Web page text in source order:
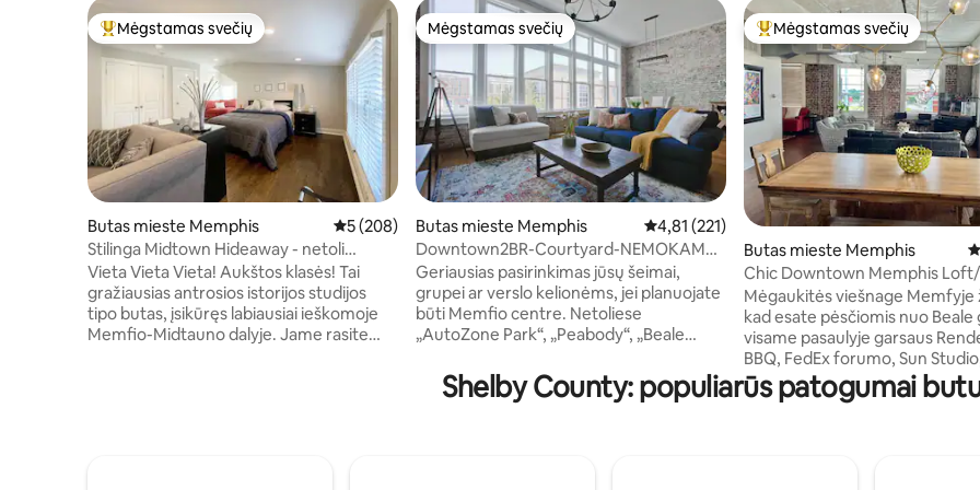
Svečių mėgstamiausias
Mėgstamas svečių
Butas mieste Memphis Vidutinis įvertinimas: 5 iš 5, atsiliepimų: 208
5 (208)
Stilinga Midtown Hideaway - netoli
Overtono aikštės
Vieta Vieta Vieta! Aukštos klasės! Tai
gražiausias antrosios istorijos studijos
tipo butas, įsikūręs labiausiai ieškomoje
Memfio-Midtauno dalyje. Jame rasite
Mėgstamas svečių
Mėgstamas svečių
Butas mieste Memphis Vidutinis įvertinimas: 4,81 iš 5, atsiliepimų: 221
4,81 (221)
Downtown2BR-Courtyard-NEMOKAMAS
garažas-6 miegamos vietos
Geriausias pasirinkimas jūsų šeimai,
grupei ar verslo kelionėms, jei planuojate
būti Memfio centre. Netoliese
„AutoZone Park“, „Peabody“, „Beale
garažas VIENAM automobiliui ir kiemas
su vaizdu į angliško stiliaus sodą. Taip pat
Svečių mėgstamiausias
Mėgstamas svečių
Butas mieste Memphis
Chic Downtown Memphis
Parking/Near Beale
Mėgaukitės viešnage Memfyje
kad esate pėsčiomis nuo Beale
visame pasaulyje garsaus
BBQ, FedEx forumo, Sun
Nacionalinio pilietinių teisių
Peabody viešbučio. Geriausia tai, kad
pasiseks užsisakyti šeštadienio
Shelby County: populiarūs patogumai